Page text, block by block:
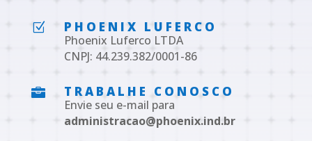
Z PHOENIX LUFERCO
Phoenix Luferco LTDA
CNPJ: 44.239.382/0001-86
 TRABALHE CONOSCO
Envie seu e-mail para
administracao@phoenix.ind.br